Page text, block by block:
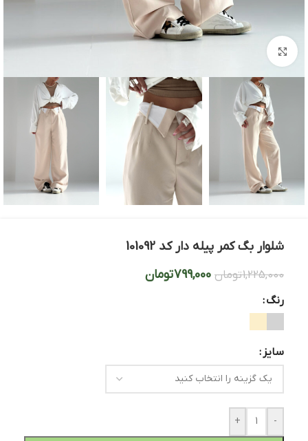
بزرگنمایی تصویر
شلوار بگ کمر پیله دار کد 101092
1,225,000تومان 799,000تومان
رنگ
سایز
-
+